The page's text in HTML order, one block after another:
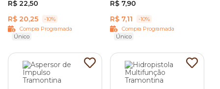
R$ 22,50
R$ 20,25
-10%
Compra Programada
Único
R$ 7,90
R$ 7,11
-10%
Compra Programada
Único